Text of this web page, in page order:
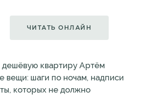
ЧИТАТЬ ОНЛАЙН
дешёвую квартиру Артём
вещи: шаги по ночам, надписи
которых не должно